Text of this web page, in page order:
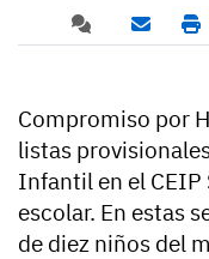
Compromiso por
listas
Infantil en el
escolar. En estas
de diez niños del